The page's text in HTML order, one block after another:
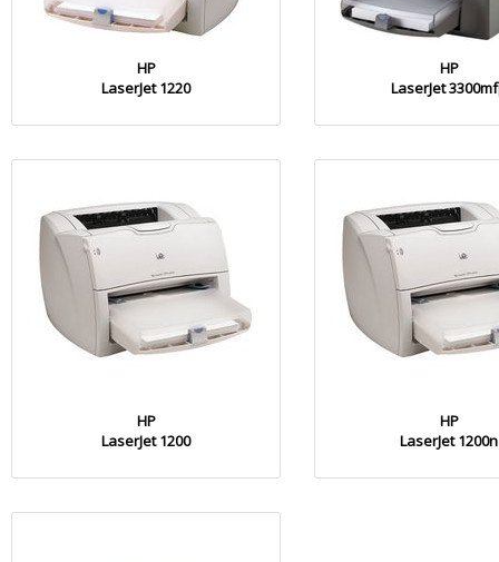
HP
LaserJet 1220
HP
LaserJet
HP
LaserJet 1200
HP
LaserJet 1200n